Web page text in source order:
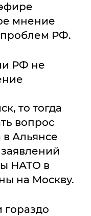
мнение
проблем РФ.
РФ не
то тогда
вопрос
в Альянсе
НАТО в
на Москву.